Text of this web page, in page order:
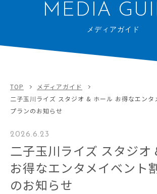
MEDIA
メディアガイド
TOP
メディアガイド
二子玉川ライズ スタジオ & ホール お得なエンタ
プランのお知らせ
2026.6.23
二子玉川ライズ スタジオ
お得なエンタメイベント
のお知らせ